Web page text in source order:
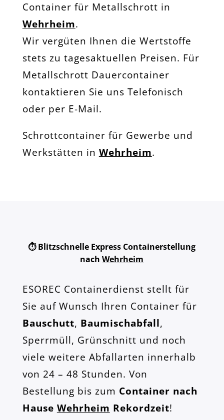
Container für Metallschrott in
Wehrheim.
Wir vergüten Ihnen die Wertstoffe
stets zu tagesaktuellen Preisen. Für
Metallschrott Dauercontainer
kontaktieren Sie uns Telefonisch
oder per E-Mail.
Schrottcontainer für Gewerbe und
Werkstätten in Wehrheim.
⏱️ Blitzschnelle Express Containerstellung
nachWehrheim
ESOREC Containerdienst stellt für
Sie auf Wunsch Ihren Container für
Bauschutt, Baumischabfall,
Sperrmüll, Grünschnitt und noch
viele weitere Abfallarten innerhalb
von 24 – 48 Stunden. Von
Bestellung bis zum Container nach
Hause Wehrheim Rekordzeit!